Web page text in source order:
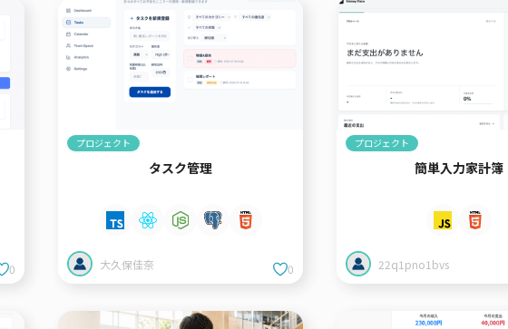
0
プロジェクト
タスク管理
大久保佳奈 0
プロジェクト
簡単入力家計簿
22q1pno1bvs